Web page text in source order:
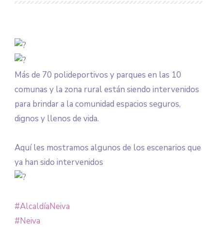
Más de 70 polideportivos y parques en las 10
comunas y la zona rural están siendo intervenidos
para brindar a la comunidad espacios seguros,
dignos y llenos de vida.
Aquí les mostramos algunos de los escenarios que
ya han sido intervenidos
#AlcaldíaNeiva
#Neiva